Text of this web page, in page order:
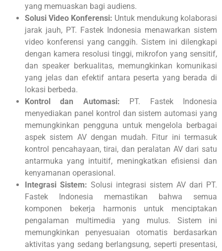
yang memuaskan bagi audiens.
Solusi Video Konferensi: Untuk mendukung kolaborasi
jarak jauh, PT. Fastek Indonesia menawarkan sistem
video konferensi yang canggih. Sistem ini dilengkapi
dengan kamera resolusi tinggi, mikrofon yang sensitif,
dan speaker berkualitas, memungkinkan komunikasi
yang jelas dan efektif antara peserta yang berada di
lokasi berbeda.
Kontrol dan Automasi: PT. Fastek Indonesia
menyediakan panel kontrol dan sistem automasi yang
memungkinkan pengguna untuk mengelola berbagai
aspek sistem AV dengan mudah. Fitur ini termasuk
kontrol pencahayaan, tirai, dan peralatan AV dari satu
antarmuka yang intuitif, meningkatkan efisiensi dan
kenyamanan operasional.
Integrasi Sistem: Solusi integrasi sistem AV dari PT.
Fastek Indonesia memastikan bahwa semua
komponen bekerja harmonis untuk menciptakan
pengalaman multimedia yang mulus. Sistem ini
memungkinkan penyesuaian otomatis berdasarkan
aktivitas yang sedang berlangsung, seperti presentasi,